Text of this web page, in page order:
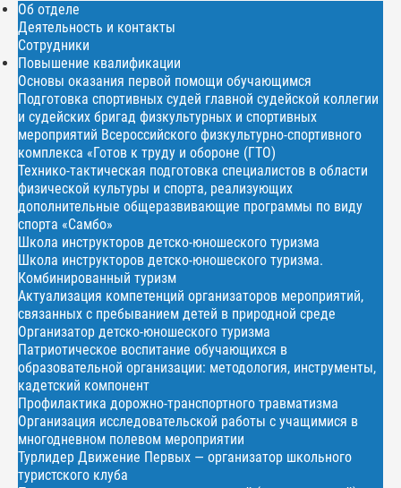
Об отделе
Деятельность и контакты
Сотрудники
Повышение квалификации
Основы оказания первой помощи обучающимся
Подготовка спортивных судей главной судейской коллегии
и судейских бригад физкультурных и спортивных
мероприятий Всероссийского физкультурно-спортивного
комплекса «Готов к труду и обороне (ГТО)
Технико-тактическая подготовка специалистов в области
физической культуры и спорта, реализующих
дополнительные общеразвивающие программы по виду
спорта «Самбо»
Школа инструкторов детско-юношеского туризма
Школа инструкторов детско-юношеского туризма.
Комбинированный туризм
Актуализация компетенций организаторов мероприятий,
связанных с пребыванием детей в природной среде
Организатор детско-юношеского туризма
Патриотическое воспитание обучающихся в
образовательной организации: методология, инструменты,
кадетский компонент
Профилактика дорожно-транспортного травматизма
Организация исследовательской работы с учащимися в
многодневном полевом мероприятии
Турлидер Движение Первых — организатор школьного
туристского клуба